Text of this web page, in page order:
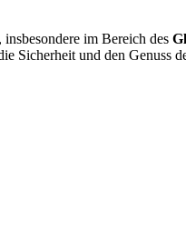
im Bereich des
Sicherheit und den Genuss